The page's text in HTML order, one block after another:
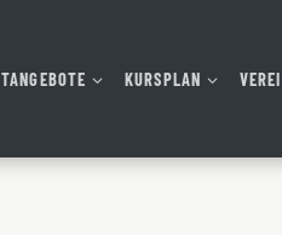
KURSPLAN